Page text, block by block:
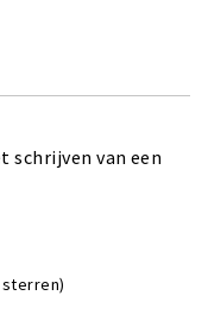
schrijven van een